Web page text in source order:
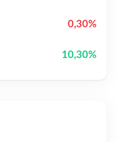
0,30%
10,30%